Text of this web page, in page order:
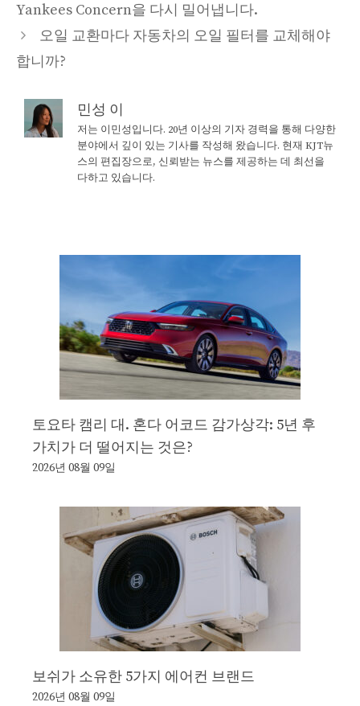
Yankees Concern을 다시 밀어냅니다.
오일 교환마다 자동차의 오일 필터를 교체해야
합니까?
민성 이
저는 이민성입니다. 20년 이상의 기자 경력을 통해 다양한
분야에서 깊이 있는 기사를 작성해 왔습니다. 현재 KJT뉴
스의 편집장으로, 신뢰받는 뉴스를 제공하는 데 최선을
다하고 있습니다.
토요타 캠리 대. 혼다 어코드 감가상각: 5년 후
가치가 더 떨어지는 것은?
2026년 08월 09일
보쉬가 소유한 5가지 에어컨 브랜드
2026년 08월 09일